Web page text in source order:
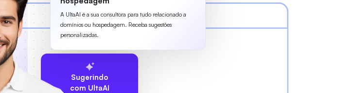
A UltaAI é a sua consultora para tudo relacionado a
domínios ou hospedagem. Receba sugestões
personalizadas.
Sugerindo
com UltaAI